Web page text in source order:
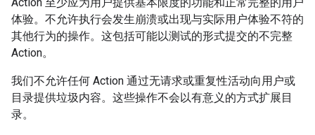
体验。不允许执行会发生崩溃或出现与实际用户体验不符的
其他行为的操作。这包括可能以测试的形式提交的不完整
Action。
我们不允许任何 Action 通过无请求或重复性活动向用户或
目录提供垃圾内容。这些操作不会以有意义的方式扩展目
录。